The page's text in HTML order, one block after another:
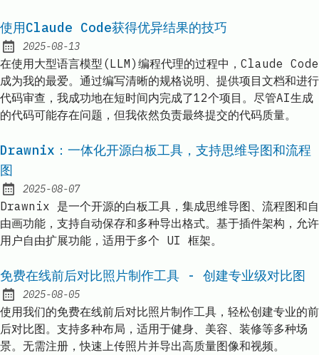
使用Claude Code获得优异结果的技巧
Published:
2025-08-13
在使用大型语言模型(LLM)编程代理的过程中，Claude Code
成为我的最爱。通过编写清晰的规格说明、提供项目文档和进行
代码审查，我成功地在短时间内完成了12个项目。尽管AI生成
的代码可能存在问题，但我依然负责最终提交的代码质量。
Drawnix：一体化开源白板工具，支持思维导图和流程
图
Published:
2025-08-07
Drawnix 是一个开源的白板工具，集成思维导图、流程图和自
由画功能，支持自动保存和多种导出格式。基于插件架构，允许
用户自由扩展功能，适用于多个 UI 框架。
免费在线前后对比照片制作工具 - 创建专业级对比图
Published:
2025-08-05
使用我们的免费在线前后对比照片制作工具，轻松创建专业的前
后对比图。支持多种布局，适用于健身、美容、装修等多种场
景。无需注册，快速上传照片并导出高质量图像和视频。